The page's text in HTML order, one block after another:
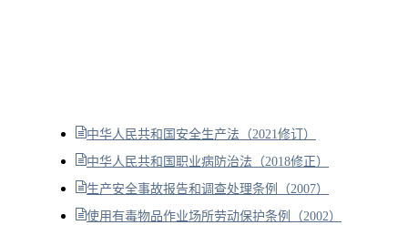
中华人民共和国安全生产法（2021修订）
中华人民共和国职业病防治法（2018修正）
生产安全事故报告和调查处理条例（2007）
使用有毒物品作业场所劳动保护条例（2002）